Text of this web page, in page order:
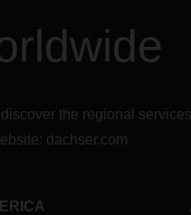
the regional
dachser.com